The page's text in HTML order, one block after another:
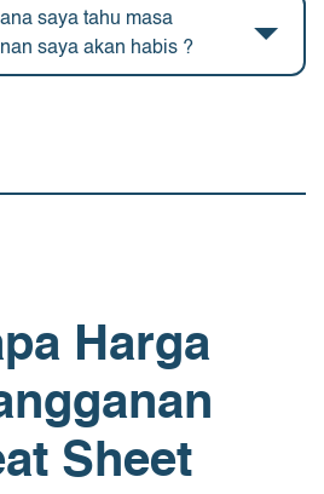
saya tahu masa
saya akan habis ?
Harga
Sheet